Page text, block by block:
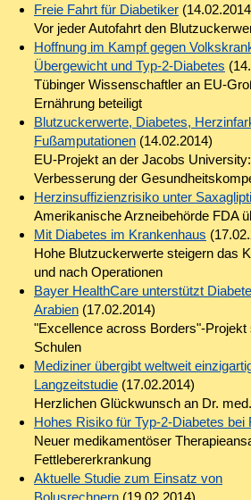
Freie Fahrt für Diabetiker
Vor jeder Autofahrt den
Hoffnung im Kampf gegen
Übergewicht und Typ-2-Diabetes
Tübinger Wissenschaftler an EU-
Ernährung beteiligt
Blutzuckerwerte, Diabetes,
Fußamputationen(14.02.2014)
EU-Projekt an der Jacobs
Verbesserung der
Herzinsuffizienzrisiko unter
Amerikanische Arzneibehörde FDA
Mit Diabetes im Krankenhaus
Hohe Blutzuckerwerte steigern das
und nach Operationen
Bayer HealthCare unterstützt
Arabien(17.02.2014)
"Excellence across Borders"-Projekt
Schulen
Mediziner übergibt weltweit
Langzeitstudie(17.02.2014)
Herzlichen Glückwunsch an Dr.
Hohes Risiko für Typ-2-Diabetes bei
Neuer medikamentöser
Fettlebererkrankung
Aktuelle Studie zum Einsatz von
Bolusrechnern(19.02.2014)